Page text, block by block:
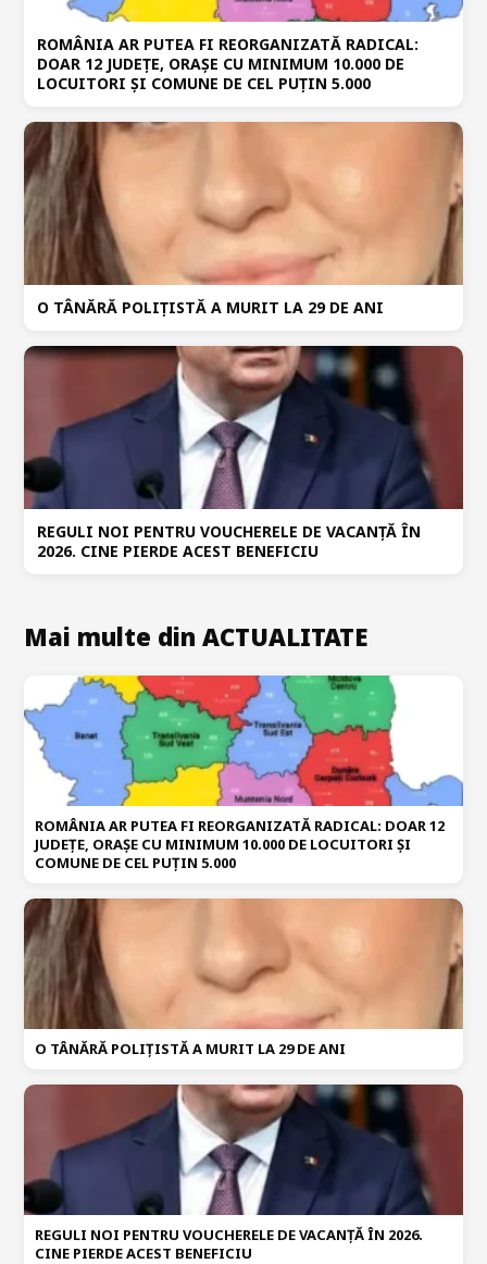
ROMÂNIA AR PUTEA FI REORGANIZATĂ RADICAL:
DOAR 12 JUDEȚE, ORAȘE CU MINIMUM 10.000 DE
LOCUITORI ȘI COMUNE DE CEL PUȚIN 5.000
O TÂNĂRĂ POLIȚISTĂ A MURIT LA 29 DE ANI
REGULI NOI PENTRU VOUCHERELE DE VACANȚĂ ÎN
2026. CINE PIERDE ACEST BENEFICIU
Mai multe din ACTUALITATE
ROMÂNIA AR PUTEA FI REORGANIZATĂ RADICAL: DOAR 12
JUDEȚE, ORAȘE CU MINIMUM 10.000 DE LOCUITORI ȘI
COMUNE DE CEL PUȚIN 5.000
O TÂNĂRĂ POLIȚISTĂ A MURIT LA 29 DE ANI
REGULI NOI PENTRU VOUCHERELE DE VACANȚĂ ÎN 2026.
CINE PIERDE ACEST BENEFICIU